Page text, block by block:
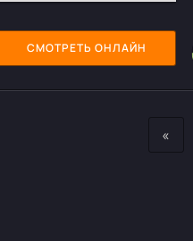
СМОТРЕТЬ ОНЛАЙН
«